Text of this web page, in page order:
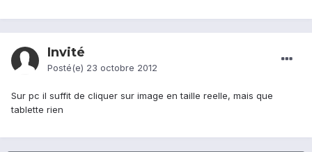
Invité
Posté(e) 23 octobre 2012
Sur pc il suffit de cliquer sur image en taille reelle, mais que
tablette rien